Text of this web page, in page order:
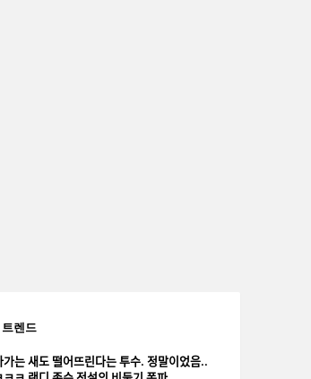
렌드
새도 떨어뜨린다는 투수. 정말이었음..